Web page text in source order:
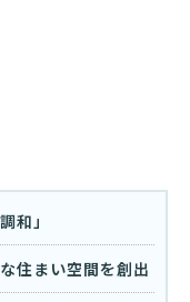
和」
住まい空間を創出